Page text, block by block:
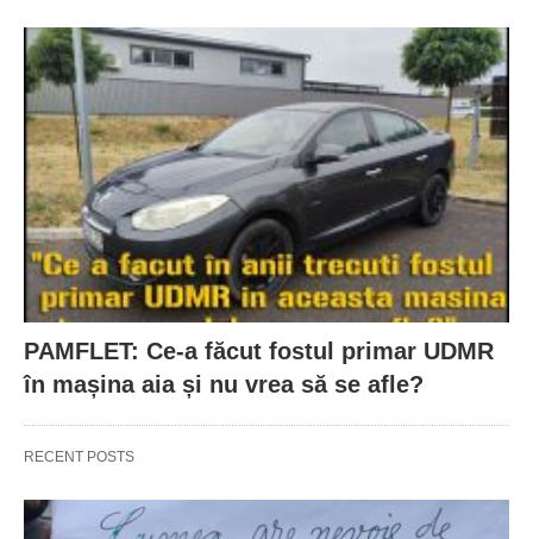
PAMFLET: Ce-a făcut fostul primar UDMR
în mașina aia și nu vrea să se afle?
RECENT POSTS